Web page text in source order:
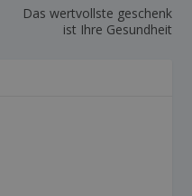
Das wertvollste geschenk
ist Ihre Gesundheit